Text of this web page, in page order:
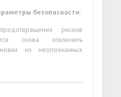
безопасности:
рисков
снова отключить
из неопознанных